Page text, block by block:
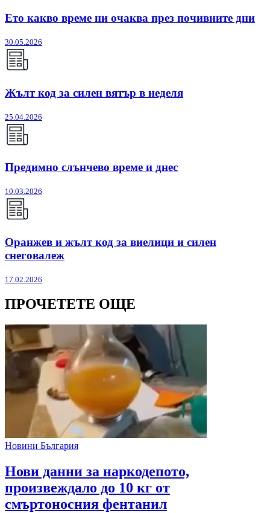
Ето какво време ни очаква през почивните дни
30.05.2026
Жълт код за силен вятър в неделя
25.04.2026
Предимно слънчево време и днес
10.03.2026
Оранжев и жълт код за виелици и силен
снеговалеж
17.02.2026
ПРОЧЕТЕТЕ ОЩЕ
Новини България
Нови данни за наркодепото,
произвеждало до 10 кг от
смъртоносния фентанил